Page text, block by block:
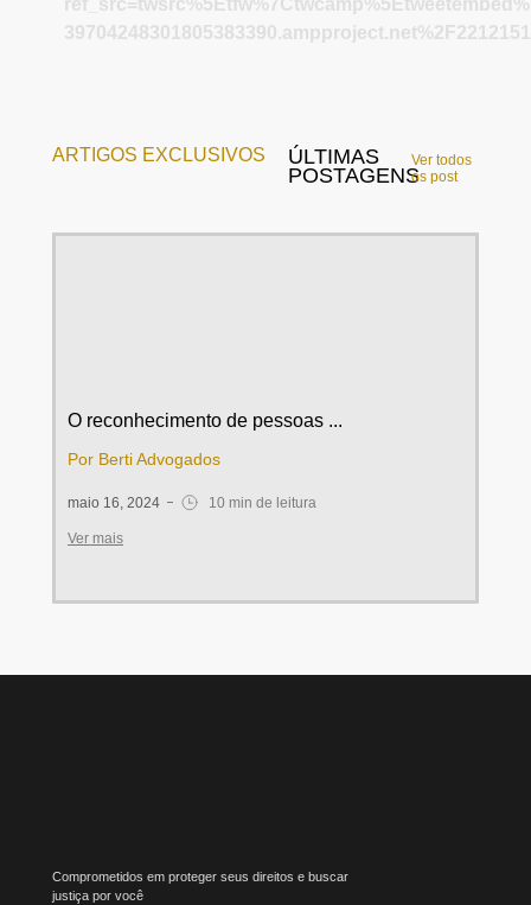
ARTIGOS EXCLUSIVOS
ÚLTIMAS
POSTAGENS
Ver todos
os post
O reconhecimento de pessoas ...
Por Berti Advogados
maio 16, 2024 10 min de leitura
Ver mais
Comprometidos em proteger seus direitos e buscar
justiça por você